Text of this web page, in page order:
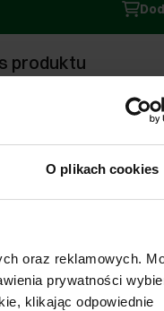
O plikach cookies
oraz reklamowych.
prywatności
klikając odpowiednie
produktu
i wymiary